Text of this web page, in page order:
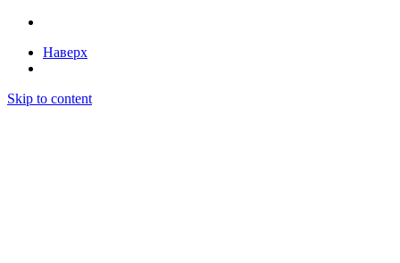
Наверх
Skip to content